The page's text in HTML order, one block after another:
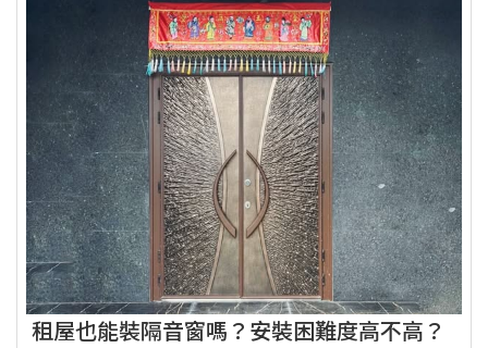
租屋也能裝隔音窗嗎？安裝困難度高不高？